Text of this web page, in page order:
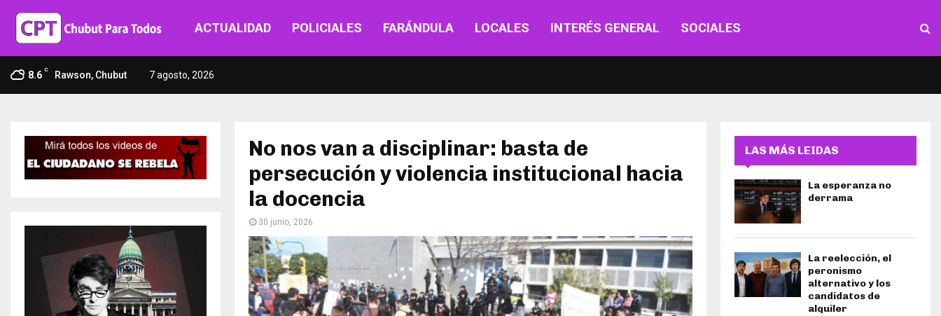
ACTUALIDAD POLICIALES FARÁNDULA LOCALES INTERÉS GENERAL SOCIALES
8.6 C Rawson, Chubut 7 agosto, 2026
No nos van a disciplinar: basta de
persecución y violencia institucional hacia
la docencia
30 junio, 2026
LAS MÁS LEIDAS
La esperanza no
derrama
La reelección, el
peronismo
alternativo y los
candidatos de
alquiler